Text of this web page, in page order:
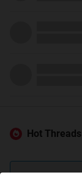
Hot Threads